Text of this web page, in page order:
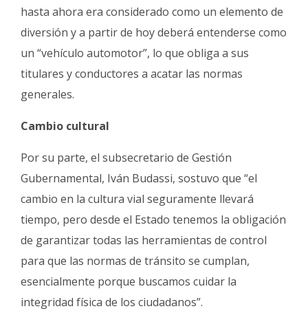
hasta ahora era considerado como un elemento de
diversión y a partir de hoy deberá entenderse como
un “vehículo automotor”, lo que obliga a sus
titulares y conductores a acatar las normas
generales.
Cambio cultural
Por su parte, el subsecretario de Gestión
Gubernamental, Iván Budassi, sostuvo que “el
cambio en la cultura vial seguramente llevará
tiempo, pero desde el Estado tenemos la obligación
de garantizar todas las herramientas de control
para que las normas de tránsito se cumplan,
esencialmente porque buscamos cuidar la
integridad física de los ciudadanos”.